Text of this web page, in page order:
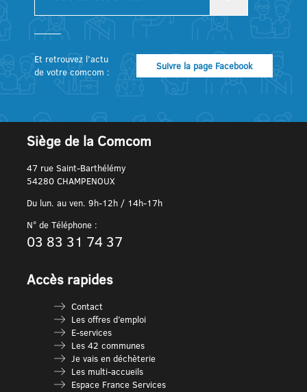
Et retrouvez l’actu
de votre comcom :
Suivre la page Facebook
Siège de la Comcom
47 rue Saint-Barthélémy
54280 CHAMPENOUX
Du lun. au ven. 9h-12h / 14h-17h
N° de Téléphone :
03 83 31 74 37
Accès rapides
Contact
Les offres d’emploi
E-services
Les 42 communes
Je vais en déchèterie
Les multi-accueils
Espace France Services